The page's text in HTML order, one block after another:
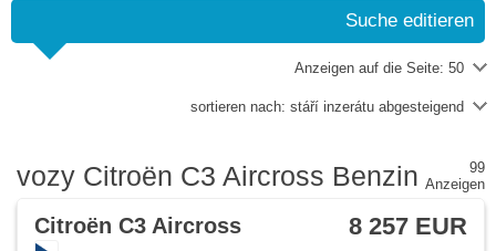
Suche editieren
Anzeigen auf die Seite: 50
sortieren nach: stáří inzerátu abgesteigend
vozy Citroën C3 Aircross Benzin
99
Anzeigen
Citroën C3 Aircross 8 257 EUR